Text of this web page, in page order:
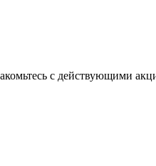
с действующими